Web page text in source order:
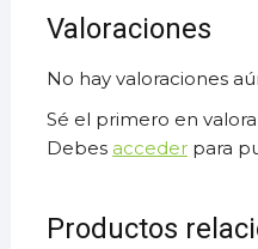
Valoraciones
No hay valoraciones
Sé el primero en
Debes accederpara
Productos